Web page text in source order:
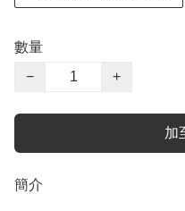
數量
−
+
加
簡介